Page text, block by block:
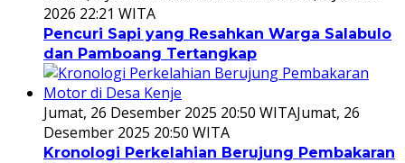
2026 22:21 WITA
Pencuri Sapi yang Resahkan Warga Salabulo
dan Pamboang Tertangkap
Jumat, 26 Desember 2025 20:50 WITAJumat, 26
Desember 2025 20:50 WITA
Kronologi Perkelahian Berujung Pembakaran